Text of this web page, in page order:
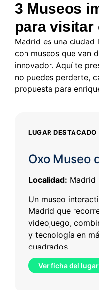
3 Museos
para visitar
Madrid es una ciudad
con museos que van
innovador. Aquí te
no puedes perderte,
propuesta para
LUGAR DESTACADO
Oxo Museo
Localidad: Madrid ·
Un museo
Madrid que
videojuego,
y tecnología en
cuadrados.
Ver ficha del lugar